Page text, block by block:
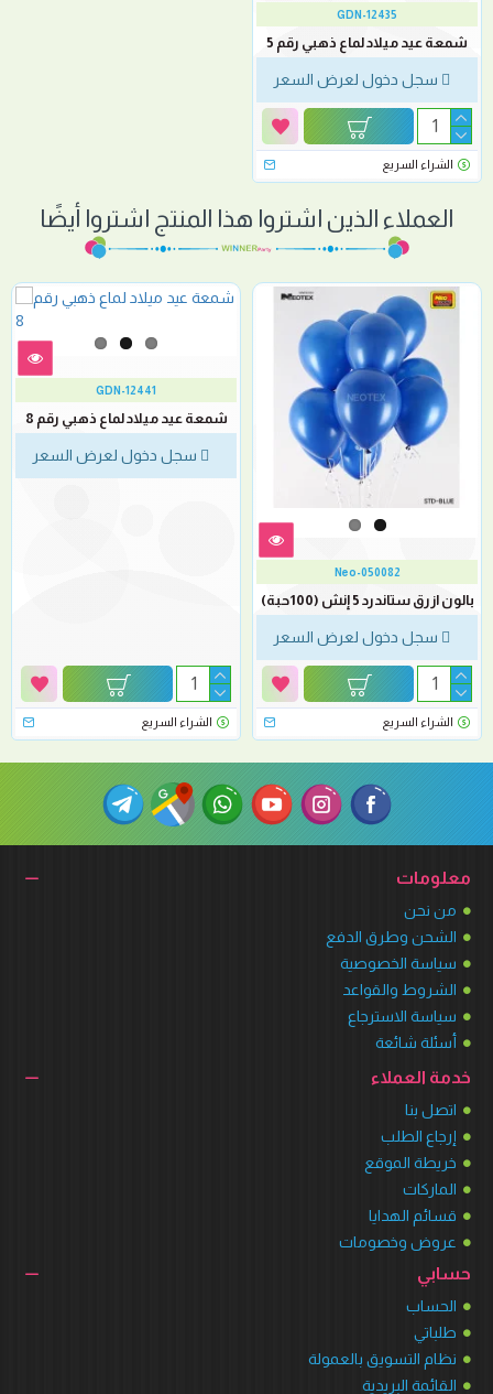
GDN-12435
شمعة عيد ميلاد لماع ذهبي رقم 5
سجل دخول لعرض السعر
الشراء السريع
العملاء الذين اشتروا هذا المنتج اشتروا أيضًا
Neo-050082
بالون ازرق ستاندرد 5 إنش (100حبة)
سجل دخول لعرض السعر
الشراء السريع
GDN-12441
شمعة عيد ميلاد لماع ذهبي رقم 8
سجل دخول لعرض السعر
الشراء السريع
معلومات
من نحن
الشحن وطرق الدفع
سياسة الخصوصية
الشروط والقواعد
سياسة الاسترجاع
أسئلة شائعة
خدمة العملاء
اتصل بنا
إرجاع الطلب
خريطة الموقع
الماركات
قسائم الهدايا
عروض وخصومات
حسابي
الحساب
طلباتي
نظام التسويق بالعمولة
القائمة البريدية